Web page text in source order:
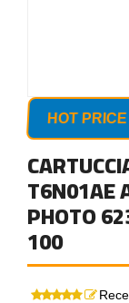
HOT PRICE
T6N01AE
PHOTO
100